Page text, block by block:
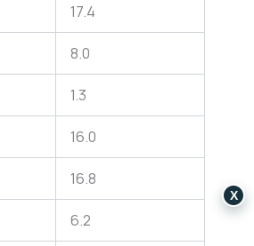
17.4
8.0
1.3
16.0
16.8
6.2
X